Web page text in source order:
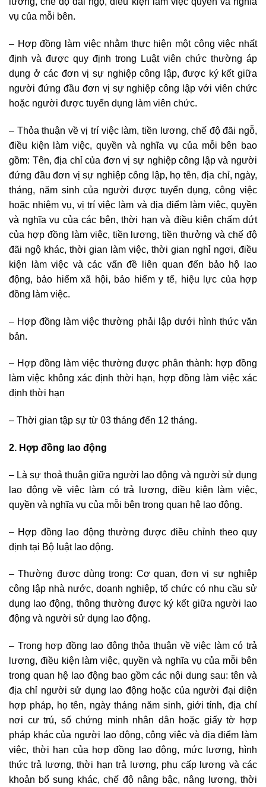
vụ của mỗi bên.
– Hợp đồng làm việc nhằm thực hiện một công việc nhất
định và được quy định trong Luật viên chức thường áp
dụng ở các đơn vị sự nghiệp công lập, được ký kết giữa
người đứng đầu đơn vị sự nghiệp công lập với viên chức
hoặc người được tuyển dụng làm viên chức.
– Thỏa thuận về vị trí việc làm, tiền lương, chế độ đãi ngỗ,
điều kiện làm việc, quyền và nghĩa vụ của mỗi bên bao
gồm: Tên, địa chỉ của đơn vị sự nghiệp công lập và người
đứng đầu đơn vị sự nghiệp công lập, họ tên, địa chỉ, ngày,
tháng, năm sinh của người được tuyển dụng, công việc
hoặc nhiệm vụ, vị trí việc làm và địa điểm làm việc, quyền
và nghĩa vụ của các bên, thời hạn và điều kiện chấm dứt
của hợp đồng làm việc, tiền lương, tiền thưởng và chế độ
đãi ngộ khác, thời gian làm việc, thời gian nghỉ ngơi, điều
kiện làm việc và các vấn đề liên quan đến bảo hộ lao
động, bảo hiểm xã hội, bảo hiểm y tế, hiệu lực của hợp
đồng làm việc.
– Hợp đồng làm việc thường phải lập dưới hình thức văn
bản.
– Hợp đồng làm việc thường được phân thành: hợp đồng
làm việc không xác định thời hạn, hợp đồng làm việc xác
định thời hạn
– Thời gian tập sự từ 03 tháng đến 12 tháng.
2. Hợp đồng lao động
– Là sự thoả thuận giữa người lao động và người sử dụng
lao động về việc làm có trả lương, điều kiện làm việc,
quyền và nghĩa vụ của mỗi bên trong quan hệ lao động.
– Hợp đồng lao động thường được điều chỉnh theo quy
định tại Bộ luật lao động.
– Thường được dùng trong: Cơ quan, đơn vị sự nghiệp
công lập nhà nước, doanh nghiệp, tổ chức có nhu cầu sử
dụng lao động, thông thường được ký kết giữa người lao
động và người sử dụng lao động.
– Trong hợp đồng lao động thỏa thuận về việc làm có trả
lương, điều kiện làm việc, quyền và nghĩa vụ của mỗi bên
trong quan hệ lao động bao gồm các nội dung sau: tên và
địa chỉ người sử dụng lao động hoặc của người đại diện
hợp pháp, họ tên, ngày tháng năm sinh, giới tính, địa chỉ
nơi cư trú, số chứng minh nhân dân hoặc giấy tờ hợp
pháp khác của người lao động, công việc và địa điểm làm
việc, thời hạn của hợp đồng lao động, mức lương, hình
thức trả lương, thời hạn trả lương, phụ cấp lương và các
khoản bổ sung khác, chế độ nâng bậc, nâng lương, thời